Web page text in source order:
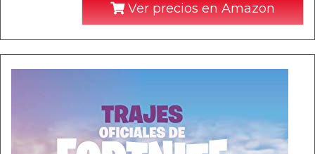
Ver precios en Amazon